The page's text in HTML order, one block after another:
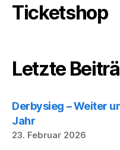
Ticketshop
Letzte
Derbysieg – Weiter
Jahr
23. Februar 2026